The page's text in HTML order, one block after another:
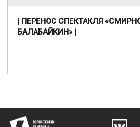
| ПЕРЕНОС СПЕКТАКЛЯ
БАЛАБАЙКИН» |